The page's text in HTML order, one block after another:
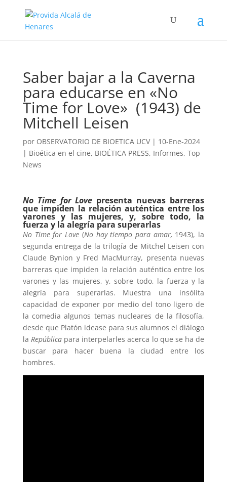
Saber bajar a la Caverna
para educarse en «No
Time for Love» (1943) de
Mitchell Leisen
por OBSERVATORIO DE BIOETICA UCV| 10-Ene-2024
| Bioética en el cine, BIOÉTICA PRESS, Informes, Top
News
No Time for Love presenta nuevas barreras
que impiden la relación auténtica entre los
varones y las mujeres, y, sobre todo, la
fuerza y la alegría para superarlas
No Time for Love (No hay tiempo para amar, 1943), la
segunda entrega de la trilogía de Mitchel Leisen con
Claude Bynion y Fred MacMurray, presenta nuevas
barreras que impiden la relación auténtica entre los
varones y las mujeres, y, sobre todo, la fuerza y la
alegría para superarlas. Muestra una insólita
capacidad de exponer por medio del tono ligero de
la comedia algunos temas nucleares de la filosofía,
desde que Platón idease para sus alumnos el diálogo
la Repúblicapara interpelarles acerca lo que se ha de
buscar para hacer buena la ciudad entre los
hombres.